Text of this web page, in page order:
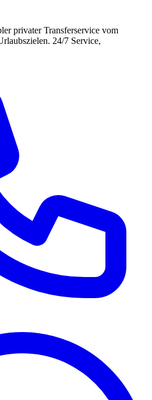
privater Transferservice vom
24/7 Service,